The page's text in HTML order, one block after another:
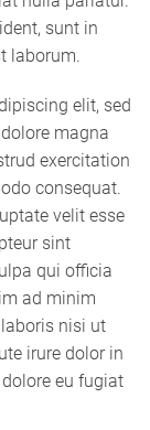
sunt in
laborum.
elit, sed
magna
exercitation
consequat.
velit esse
sint
qui officia
ad minim
nisi ut
irure dolor in
eu fugiat